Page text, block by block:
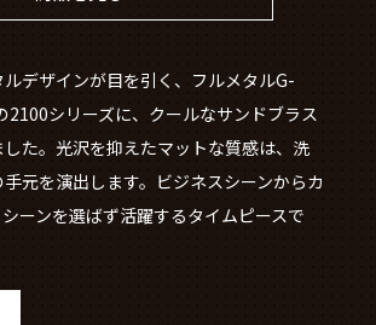
デザインが目を引く、フルメタルG-
2100シリーズに、クールなサンドブラス
した。光沢を抑えたマットな質感は、洗
元を演出します。ビジネスシーンからカ
ーンを選ばず活躍するタイムピースで